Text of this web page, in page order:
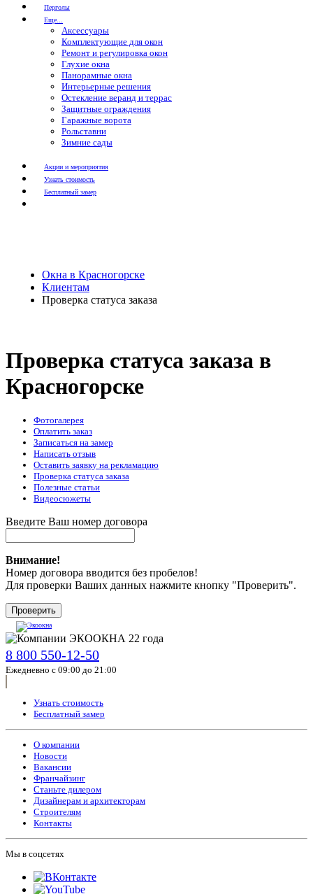
Перголы
Еще...
Аксессуары
Комплектующие для окон
Ремонт и регулировка окон
Глухие окна
Панорамные окна
Интерьерные решения
Остекление веранд и террас
Защитные ограждения
Гаражные ворота
Рольставни
Зимние сады
Акции и мероприятия
Узнать стоимость
Бесплатный замер
Окна в Красногорске
Клиентам
Проверка статуса заказа
Проверка статуса заказа в
Красногорске
Фотогалерея
Оплатить заказ
Записаться на замер
Написать отзыв
Оставить заявку на рекламацию
Проверка статуса заказа
Полезные статьи
Видеосюжеты
Введите Ваш номер договора
Внимание!
Номер договора вводится без пробелов!
Для проверки Ваших данных нажмите кнопку "Проверить".
Проверить
8 800 550-12-50
Ежедневно с 09:00 до 21:00
Узнать стоимость
Бесплатный замер
О компании
Новости
Вакансии
Франчайзинг
Станьте дилером
Дизайнерам и архитекторам
Строителям
Контакты
Мы в соцсетях